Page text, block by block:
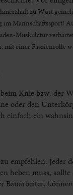
zu Wort
im
Muskulatur
einer
Knie bzw. der
oder den
ein
empfehlen.
heben muss,